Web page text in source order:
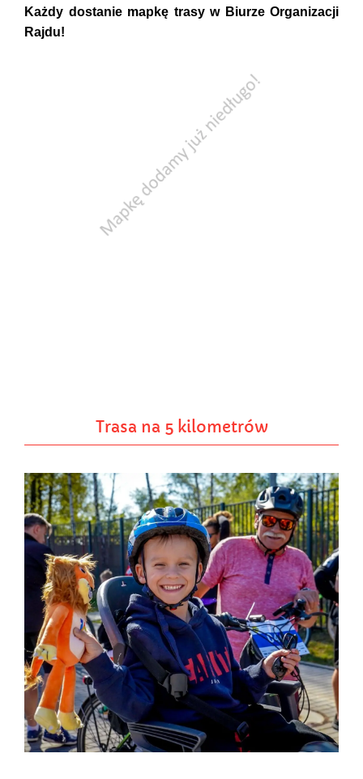
Każdy dostanie mapkę trasy w Biurze Organizacji
Rajdu!
Trasa na 5 kilometrów